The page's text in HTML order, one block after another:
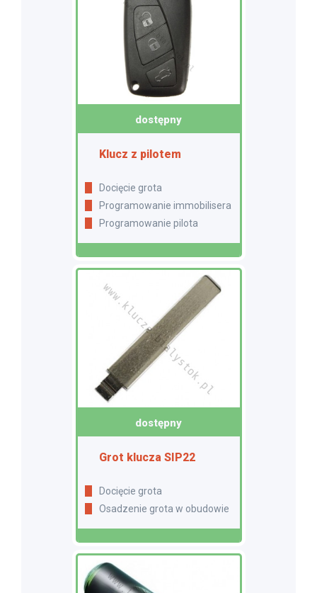
dostępny
Klucz z pilotem
Docięcie grota
Programowanie immobilisera
Programowanie pilota
dostępny
Grot klucza SIP22
Docięcie grota
Osadzenie grota w obudowie